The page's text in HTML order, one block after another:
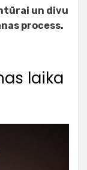
un divu
process.
laika